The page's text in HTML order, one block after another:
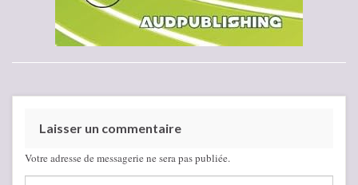
Laisser un commentaire
Votre adresse de messagerie ne sera pas publiée.